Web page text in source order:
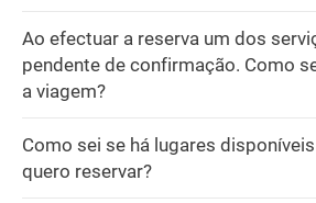
Ao efectuar a reserva um dos
pendente de confirmação. Como
a viagem?
Como sei se há lugares
quero reservar?